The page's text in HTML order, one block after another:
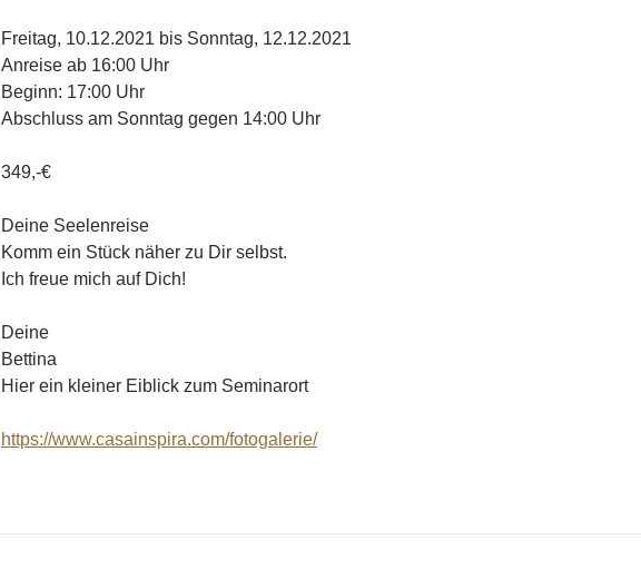
Freitag, 10.12.2021 bis Sonntag, 12.12.2021
Anreise ab 16:00 Uhr
Beginn: 17:00 Uhr
Abschluss am Sonntag gegen 14:00 Uhr
349,-€
Deine Seelenreise
Komm ein Stück näher zu Dir selbst.
Ich freue mich auf Dich!
Deine
Bettina
Hier ein kleiner Eiblick zum Seminarort
https://www.casainspira.com/fotogalerie/